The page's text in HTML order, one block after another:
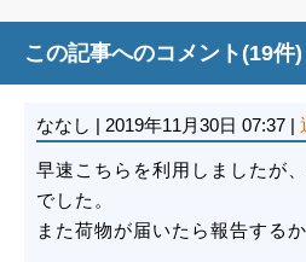
この記事へのコメント(19件)
ななし | 2019年11月30日 07:37 |
早速こちらを利用しましたが
でした。
また荷物が届いたら報告する